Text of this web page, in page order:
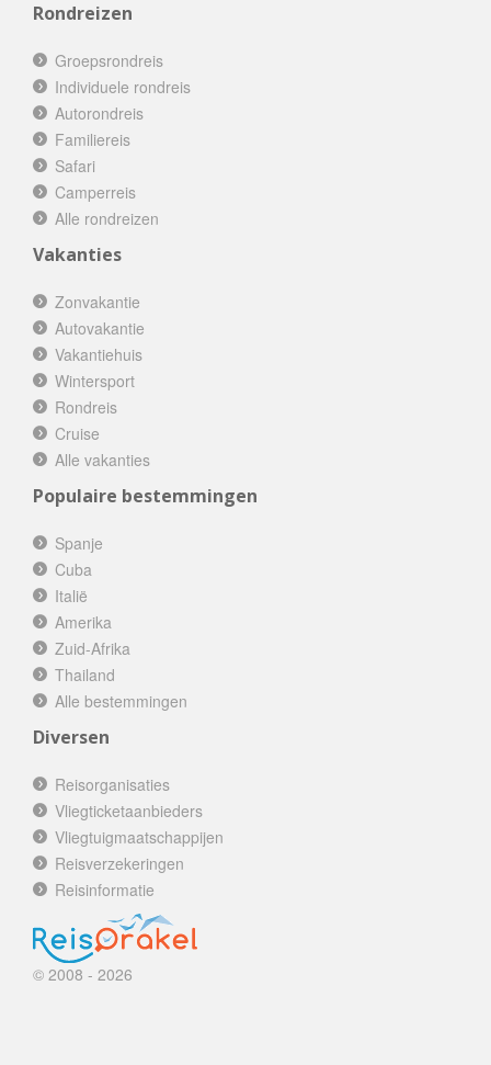
Rondreizen
Groepsrondreis
Individuele rondreis
Autorondreis
Familiereis
Safari
Camperreis
Alle rondreizen
Vakanties
Zonvakantie
Autovakantie
Vakantiehuis
Wintersport
Rondreis
Cruise
Alle vakanties
Populaire bestemmingen
Spanje
Cuba
Italië
Amerika
Zuid-Afrika
Thailand
Alle bestemmingen
Diversen
Reisorganisaties
Vliegticketaanbieders
Vliegtuigmaatschappijen
Reisverzekeringen
Reisinformatie
© 2008 - 2026